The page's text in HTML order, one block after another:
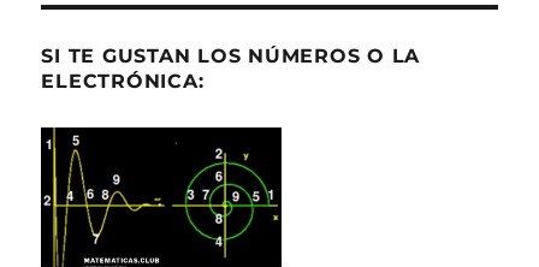
SI TE GUSTAN LOS NÚMEROS O LA
ELECTRÓNICA: